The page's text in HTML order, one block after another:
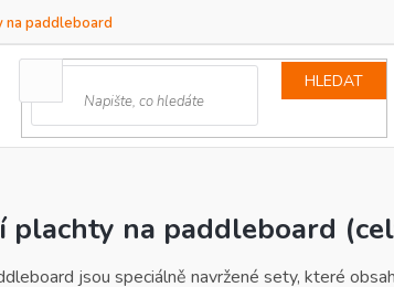
na paddleboard
HLEDAT
plachty na paddleboard
jsou speciálně navržené sety, které